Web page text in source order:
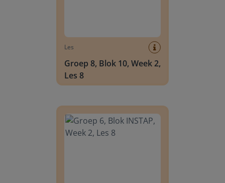
Les
Groep 8, Blok 10, Week 2,
Les 8